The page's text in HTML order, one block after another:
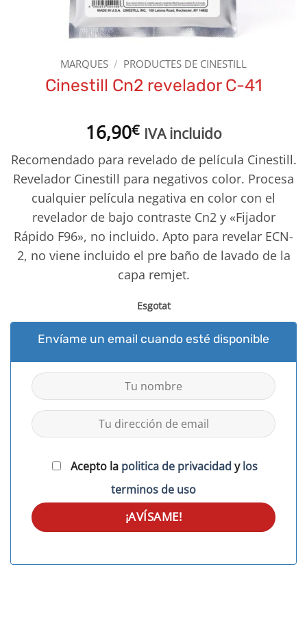
MARQUES / PRODUCTES DE CINESTILL
Cinestill Cn2 revelador C-41
16,90€ IVA incluido
Recomendado para revelado de película Cinestill.
Revelador Cinestill para negativos color. Procesa
cualquier película negativa en color con el
revelador de bajo contraste Cn2 y «Fijador
Rápido F96», no incluido. Apto para revelar ECN-
2, no viene incluido el pre baño de lavado de la
capa remjet.
Esgotat
Envíame un email cuando esté disponible
Acepto la politica de privacidad ylos
terminos de uso